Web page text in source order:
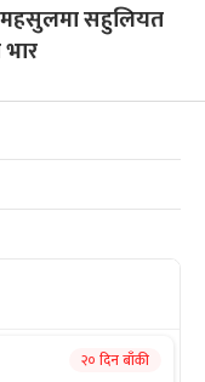
महसुलमा सहुलियत
२० दिन बाँकी